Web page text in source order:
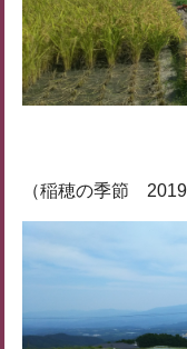
（稲穂の季節 2019